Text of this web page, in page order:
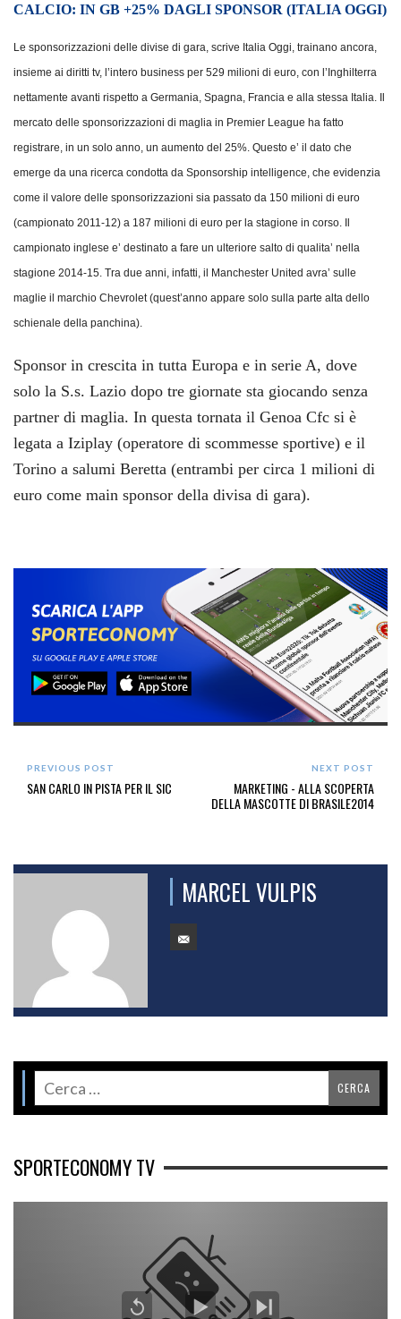
CALCIO: IN GB +25% DAGLI SPONSOR (ITALIA OGGI)
Le sponsorizzazioni delle divise di gara, scrive Italia Oggi, trainano ancora,
insieme ai diritti tv, l’intero business per 529 milioni di euro, con l’Inghilterra
nettamente avanti rispetto a Germania, Spagna, Francia e alla stessa Italia. Il
mercato delle sponsorizzazioni di maglia in Premier League ha fatto
registrare, in un solo anno, un aumento del 25%. Questo e’ il dato che
emerge da una ricerca condotta da Sponsorship intelligence, che evidenzia
come il valore delle sponsorizzazioni sia passato da 150 milioni di euro
(campionato 2011-12) a 187 milioni di euro per la stagione in corso. Il
campionato inglese e’ destinato a fare un ulteriore salto di qualita’ nella
stagione 2014-15. Tra due anni, infatti, il Manchester United avra’ sulle
maglie il marchio Chevrolet (quest’anno appare solo sulla parte alta dello
schienale della panchina).
Sponsor in crescita in tutta Europa e in serie A, dove
solo la S.s. Lazio dopo tre giornate sta giocando senza
partner di maglia. In questa tornata il Genoa Cfc si è
legata a Iziplay (operatore di scommesse sportive) e il
Torino a salumi Beretta (entrambi per circa 1 milioni di
euro come main sponsor della divisa di gara).
PREVIOUS POST
SAN CARLO IN PISTA PER IL SIC
NEXT POST
MARKETING - ALLA SCOPERTA
DELLA MASCOTTE DI BRASILE2014
MARCEL VULPIS
SPORTECONOMY TV